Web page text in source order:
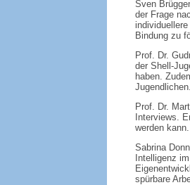
Sven
der Frage
Bindung zu
Prof. Dr.
der Shell-
haben.
Jugendlichen.
Prof. Dr.
Interviews.
werden kann.
Sabrina
Intelligenz
spürbare